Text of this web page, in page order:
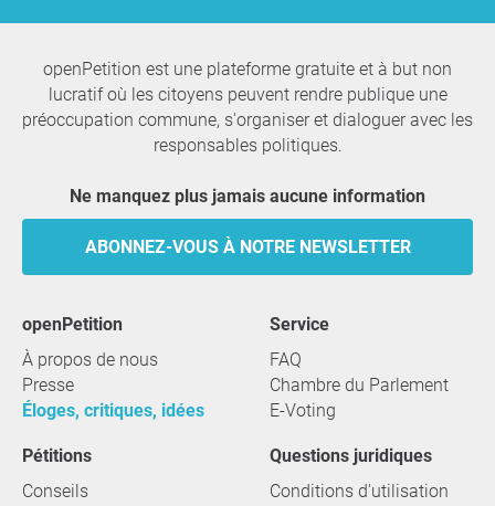
openPetition est une plateforme gratuite et à but non
lucratif où les citoyens peuvent rendre publique une
préoccupation commune, s'organiser et dialoguer avec les
responsables politiques.
Ne manquez plus jamais aucune information
ABONNEZ-VOUS À NOTRE NEWSLETTER
openPetition
À propos de nous
Presse
Éloges, critiques, idées
service
FAQ
Chambre du Parlement
E-Voting
Pétitions
Conseils
Questions juridiques
Conditions d'utilisation